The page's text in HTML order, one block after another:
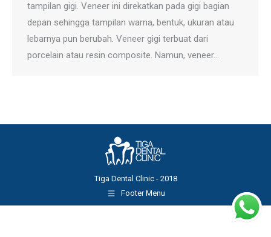
tampilan gigi. Veneer ini direkatkan pada gigi bagian
depan sehingga tampilan warna, bentuk, ukuran atau
lebarnya pun berubah. Veneer gigi terbuat dari
porcelain atau resin composite. Namun, veneer…
Tiga Dental Clinic - 2018
Footer Menu